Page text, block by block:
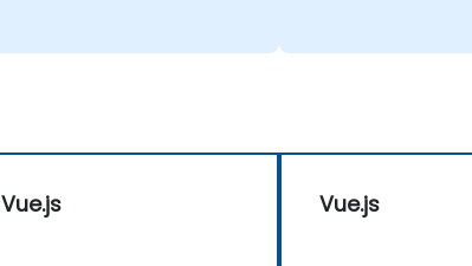
Vue.js Vue.js